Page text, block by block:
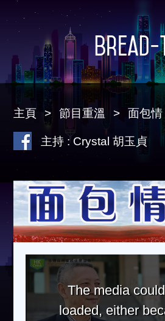
Bread-
主頁 節目重溫 面包情
主持 : Crystal 胡玉貞
The media
loaded, either